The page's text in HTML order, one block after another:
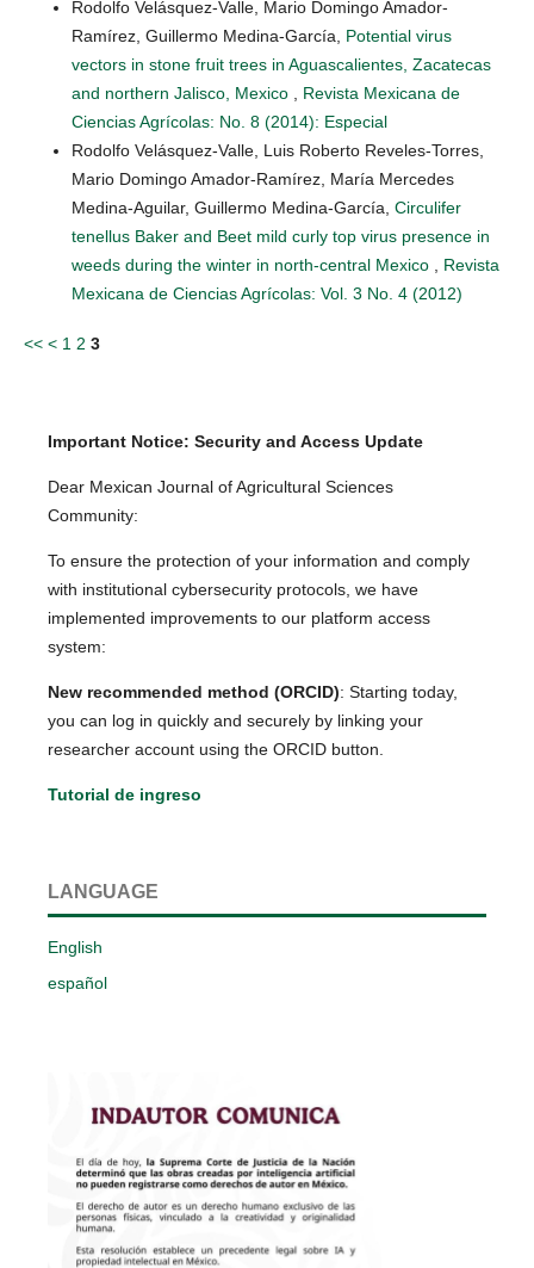
Rodolfo Velásquez-Valle, Mario Domingo Amador-
Ramírez, Guillermo Medina-García, Potential virus
vectors in stone fruit trees in Aguascalientes, Zacatecas
and northern Jalisco, Mexico , Revista Mexicana de
Ciencias Agrícolas: No. 8 (2014): Especial
Rodolfo Velásquez-Valle, Luis Roberto Reveles-Torres,
Mario Domingo Amador-Ramírez, María Mercedes
Medina-Aguilar, Guillermo Medina-García, Circulifer
tenellus Baker and Beet mild curly top virus presence in
weeds during the winter in north-central Mexico , Revista
Mexicana de Ciencias Agrícolas: Vol. 3 No. 4 (2012)
<< < 1 2 3
Important Notice: Security and Access Update
Dear Mexican Journal of Agricultural Sciences
Community:
To ensure the protection of your information and comply
with institutional cybersecurity protocols, we have
implemented improvements to our platform access
system:
New recommended method (ORCID): Starting today,
you can log in quickly and securely by linking your
researcher account using the ORCID button.
Tutorial de ingreso
LANGUAGE
English
español